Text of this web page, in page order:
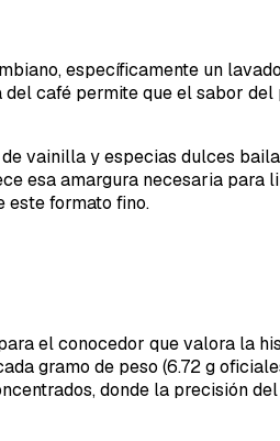
específicamente un
café permite que el sabor del
vainilla y especias dulces
esa amargura necesaria para
este formato fino.
el conocedor que valora la
gramo de peso (6.72 g
donde la precisión